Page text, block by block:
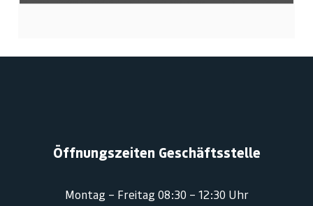
Öffnungszeiten Geschäftsstelle
Montag – Freitag 08:30 – 12:30 Uhr